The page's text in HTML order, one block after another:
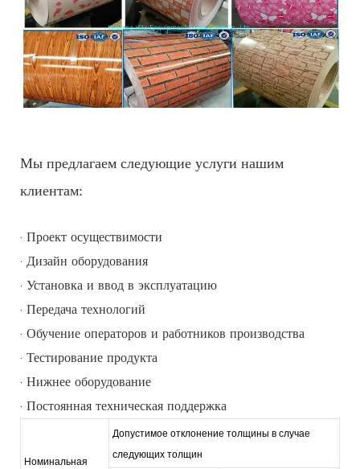
Мы предлагаем следующие услуги нашим
клиентам:
· Проект осуществимости
· Дизайн оборудования
· Установка и ввод в эксплуатацию
· Передача технологий
· Обучение операторов и работников производства
· Тестирование продукта
· Нижнее оборудование
· Постоянная техническая поддержка
Номинальная
Допустимое отклонение толщины в случае
следующих толщин